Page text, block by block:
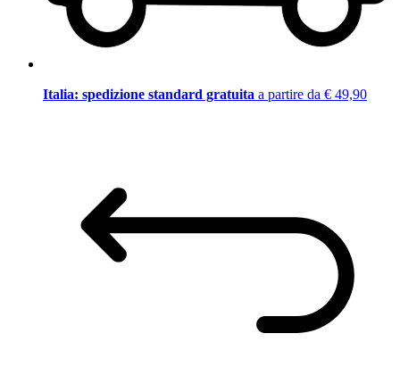
Italia: spedizione standard gratuita a partire da € 49,90